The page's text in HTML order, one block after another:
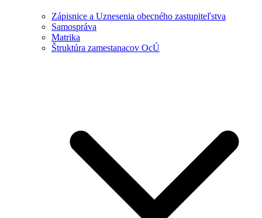
Zápisnice a Uznesenia obecného zastupiteľstva
Samospráva
Matrika
Štruktúra zamestanacov OcÚ